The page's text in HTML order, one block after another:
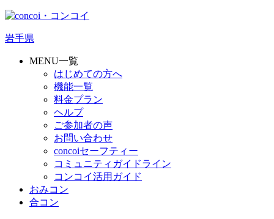
岩手県
MENU一覧
はじめての方へ
機能一覧
料金プラン
ヘルプ
ご参加者の声
お問い合わせ
concoiセーフティー
コミュニティガイドライン
コンコイ活用ガイド
おみコン
合コン